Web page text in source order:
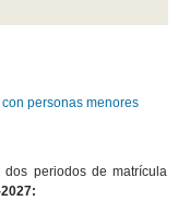
personas menores
dos periodos de matrícula